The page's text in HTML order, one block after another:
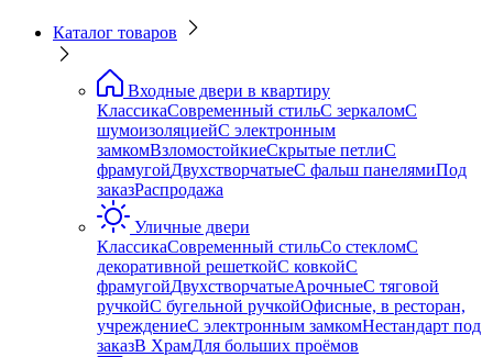
Каталог товаров
Входные двери в квартиру
КлассикаСовременный стильС зеркаломС
шумоизоляциейС электронным
замкомВзломостойкиеСкрытые петлиС
фрамугойДвухстворчатыеС фальш панелямиПод
заказРаспродажа
Уличные двери
КлассикаСовременный стильСо стекломС
декоративной решеткойС ковкойС
фрамугойДвухстворчатыеАрочныеС тяговой
ручкойС бугельной ручкойОфисные, в ресторан,
учреждениеС электронным замкомНестандарт под
заказВ ХрамДля больших проёмов